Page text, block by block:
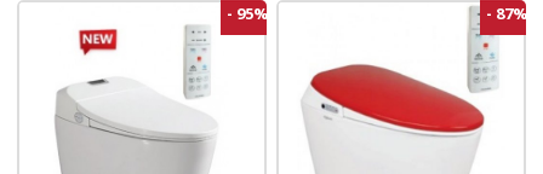
- 95% - 87%